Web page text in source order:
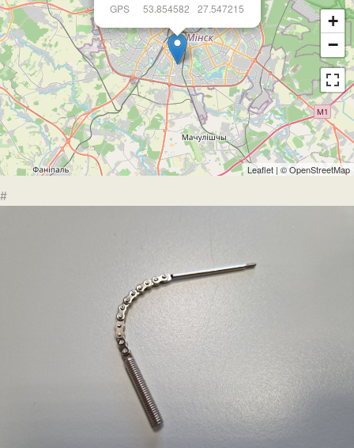
GPS 53.854582 27.547215
+
−
Leaflet | ©OpenStreetMap
#